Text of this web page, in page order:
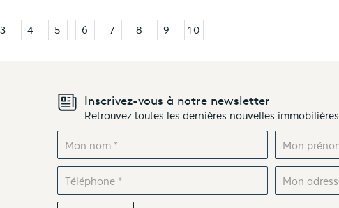
3 4 5 6 7 8 9 10
Inscrivez-vous à notre newsletter
Retrouvez toutes les dernières nouvelles immobilières